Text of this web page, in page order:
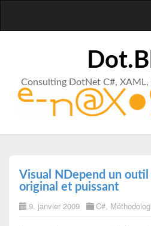
Consulting DotNet C#,
Visual NDepend un outil
original et puissant
9. janvier 2009 C#,